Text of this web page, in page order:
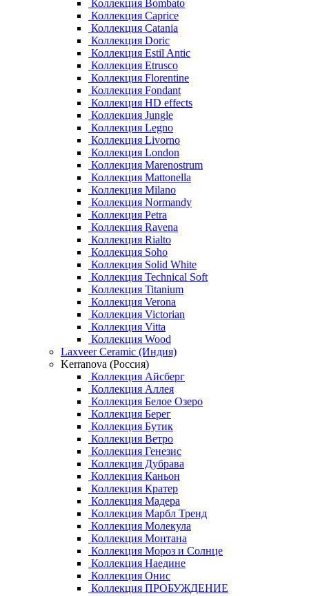
Коллекция Bombato
Коллекция Caprice
Коллекция Catania
Коллекция Doric
Коллекция Estil Antic
Коллекция Etrusco
Коллекция Florentine
Коллекция Fondant
Коллекция HD effects
Коллекция Jungle
Коллекция Legno
Коллекция Livorno
Коллекция London
Коллекция Marenostrum
Коллекция Mattonella
Коллекция Milano
Коллекция Normandy
Коллекция Petra
Коллекция Ravena
Коллекция Rialto
Коллекция Soho
Коллекция Solid White
Коллекция Technical Soft
Коллекция Titanium
Коллекция Verona
Коллекция Victorian
Коллекция Vitta
Коллекция Wood
Laxveer Ceramic (Индия)
Kerranova (Россия)
Коллекция Айсберг
Коллекция Аллея
Коллекция Белое Озеро
Коллекция Берег
Коллекция Бутик
Коллекция Ветро
Коллекция Генезис
Коллекция Дубрава
Коллекция Каньон
Коллекция Кратер
Коллекция Мадера
Коллекция Марбл Тренд
Коллекция Молекула
Коллекция Монтана
Коллекция Мороз и Солнце
Коллекция Наедине
Коллекция Онис
Коллекция ПРОБУЖДЕНИЕ